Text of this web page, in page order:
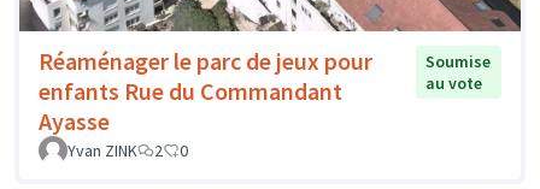
Réaménager le parc de jeux pour
enfants Rue du Commandant
Ayasse
Soumise
au vote
Yvan ZINK 2 0